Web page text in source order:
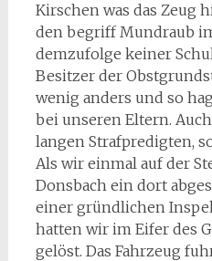
Kirschen was das Zeug
den begriff Mundraub
demzufolge keiner
Besitzer der
wenig anders und so
bei unseren Eltern.
langen Strafpredigten,
Als wir einmal auf der
Donsbach ein dort
einer gründlichen
hatten wir im Eifer des
gelöst. Das Fahrzeug